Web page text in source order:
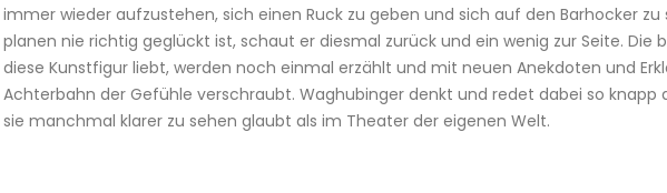
immer wieder aufzustehen, sich einen Ruck zu geben und sich auf den Barhocker
planen nie richtig geglückt ist, schaut er diesmal zurück und ein wenig zur Seite. Die
diese Kunstfigur liebt, werden noch einmal erzählt und mit neuen Anekdoten und
Achterbahn der Gefühle verschraubt. Waghubinger denkt und redet dabei so knapp
sie manchmal klarer zu sehen glaubt als im Theater der eigenen Welt.